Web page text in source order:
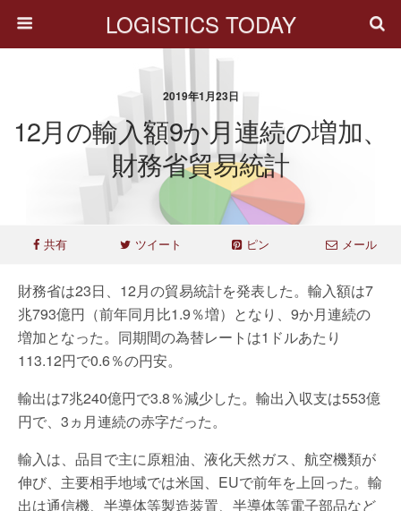
LOGISTICS TODAY
2019年1月23日
12月の輸入額9か月連続の増加、
財務省貿易統計
共有 ツイート ピン メール
財務省は23日、12月の貿易統計を発表した。輸入額は7
兆793億円（前年同月比1.9％増）となり、9か月連続の
増加となった。同期間の為替レートは1ドルあたり
113.12円で0.6％の円安。
輸出は7兆240億円で3.8％減少した。輸出入収支は553億
円で、3ヵ月連続の赤字だった。
輸入は、品目で主に原粗油、液化天然ガス、航空機類が
伸び、主要相手地域では米国、EUで前年を上回った。輸
出は通信機、半導体等製造装置、半導体等電子部品など